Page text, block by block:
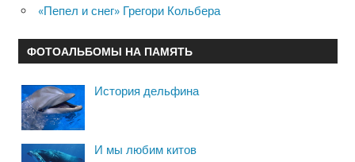
«Пепел и снег» Грегори Кольбера
ФОТОАЛЬБОМЫ НА ПАМЯТЬ
История дельфина
И мы любим китов